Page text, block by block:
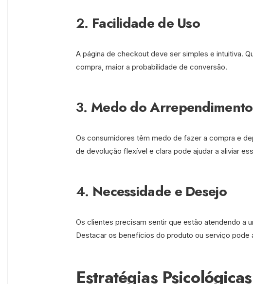
2. Facilidade de Uso
A página de checkout deve ser simples e intuitiva.
compra, maior a probabilidade de conversão.
3. Medo do Arrependimento
Os consumidores têm medo de fazer a compra e
de devolução flexível e clara pode ajudar a aliviar
4. Necessidade e Desejo
Os clientes precisam sentir que estão atendendo a
Destacar os benefícios do produto ou serviço pode
Estratégias